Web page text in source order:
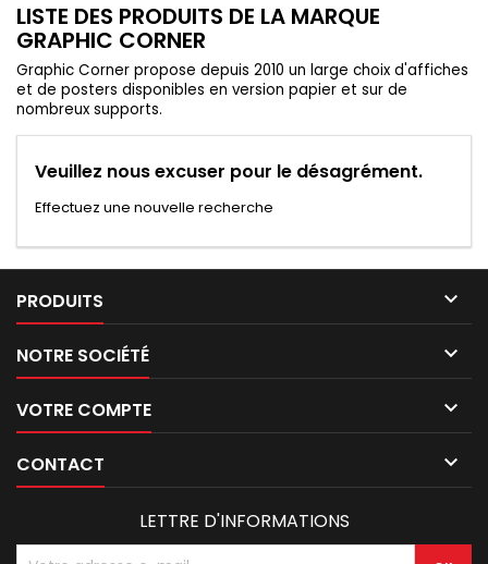
LISTE DES PRODUITS DE LA MARQUE
GRAPHIC CORNER
Graphic Corner propose depuis 2010 un large choix d'affiches
et de posters disponibles en version papier et sur de
nombreux supports.
Veuillez nous excuser pour le désagrément.
Effectuez une nouvelle recherche
PRODUITS 
NOTRE SOCIÉTÉ 
VOTRE COMPTE 
CONTACT 
LETTRE D'INFORMATIONS